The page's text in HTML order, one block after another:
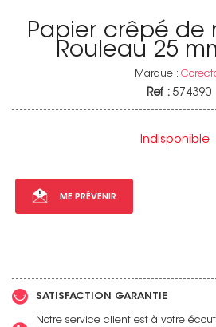
Papier crêpé de
Rouleau 25
Marque :
Ref : 574390
Indisponible
ME PRÉVENIR
SATISFACTION GARANTIE
Notre service client est à votre